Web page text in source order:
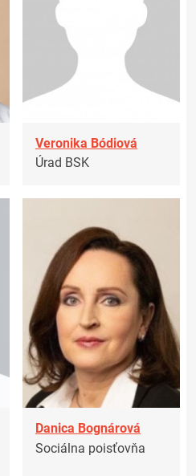
Veronika Bódiová
Úrad BSK
Danica Bognárová
Sociálna poisťovňa